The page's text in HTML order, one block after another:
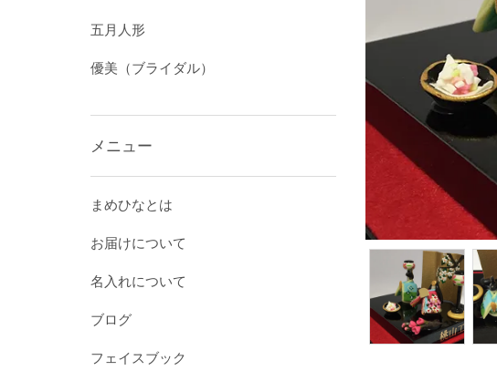
五月人形
優美（ブライダル）
メニュー
まめひなとは
お届けについて
名入れについて
ブログ
フェイスブック